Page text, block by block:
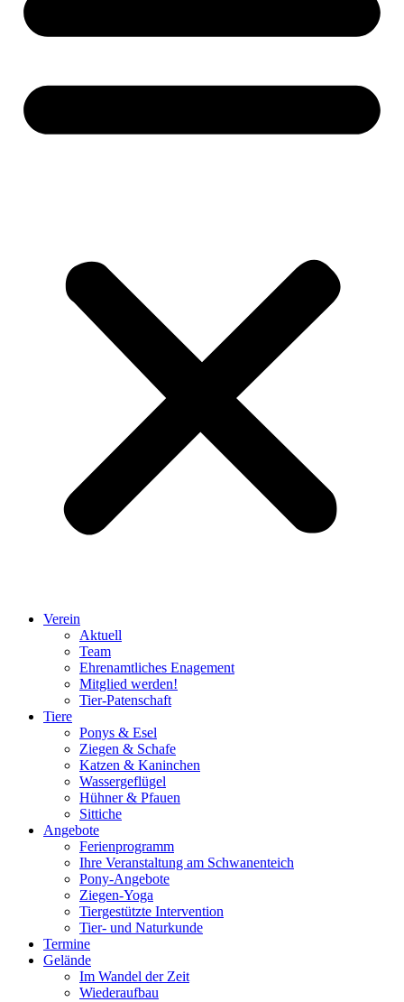
Verein
Aktuell
Team
Ehrenamtliches Enagement
Mitglied werden!
Tier-Patenschaft
Tiere
Ponys & Esel
Ziegen & Schafe
Katzen & Kaninchen
Wassergeflügel
Hühner & Pfauen
Sittiche
Angebote
Ferienprogramm
Ihre Veranstaltung am Schwanenteich
Pony-Angebote
Ziegen-Yoga
Tiergestützte Intervention
Tier- und Naturkunde
Termine
Gelände
Im Wandel der Zeit
Wiederaufbau